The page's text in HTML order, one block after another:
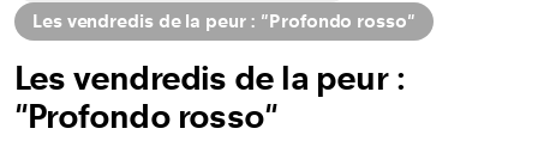
Les vendredis de la peur : "Profondo rosso"
Les vendredis de la peur :
"Profondo rosso"